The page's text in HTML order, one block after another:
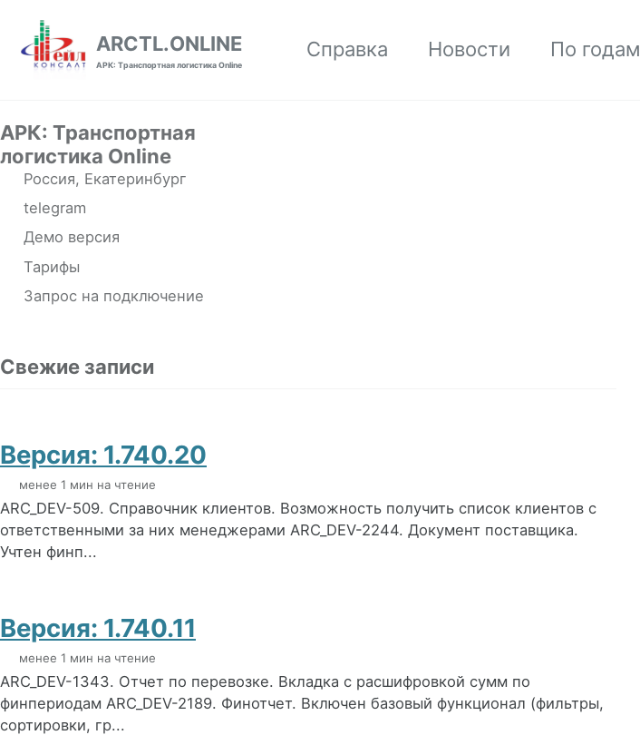
ARCTL.ONLINE
АРК: Транспортная логистика Online
Справка Новости По годам
АРК: Транспортная
логистика Online
Россия, Екатеринбург
telegram
Демо версия
Тарифы
Запрос на подключение
Свежие записи
Версия: 1.740.20
менее 1 мин на чтение
ARC_DEV-509. Справочник клиентов. Возможность получить список клиентов с
ответственными за них менеджерами ARC_DEV-2244. Документ поставщика.
Учтен финп...
Версия: 1.740.11
менее 1 мин на чтение
ARC_DEV-1343. Отчет по перевозке. Вкладка с расшифровкой сумм по
финпериодам ARC_DEV-2189. Финотчет. Включен базовый функционал (фильтры,
сортировки, гр...